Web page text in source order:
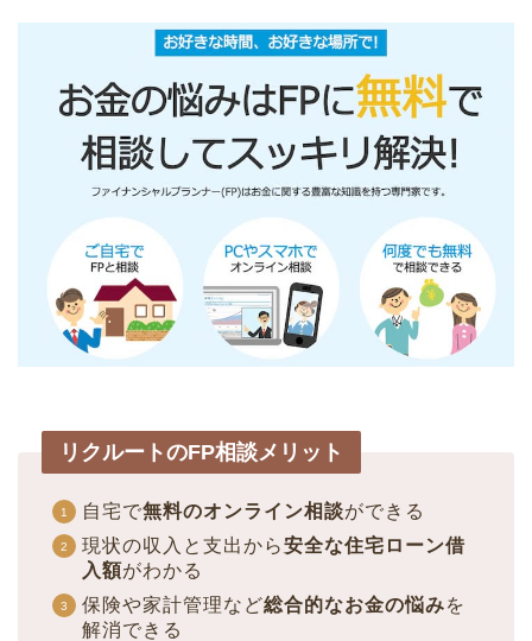
リクルートのFP相談メリット
自宅で無料のオンライン相談ができる
現状の収入と支出から安全な住宅ローン借
入額がわかる
保険や家計管理など総合的なお金の悩みを
解消できる